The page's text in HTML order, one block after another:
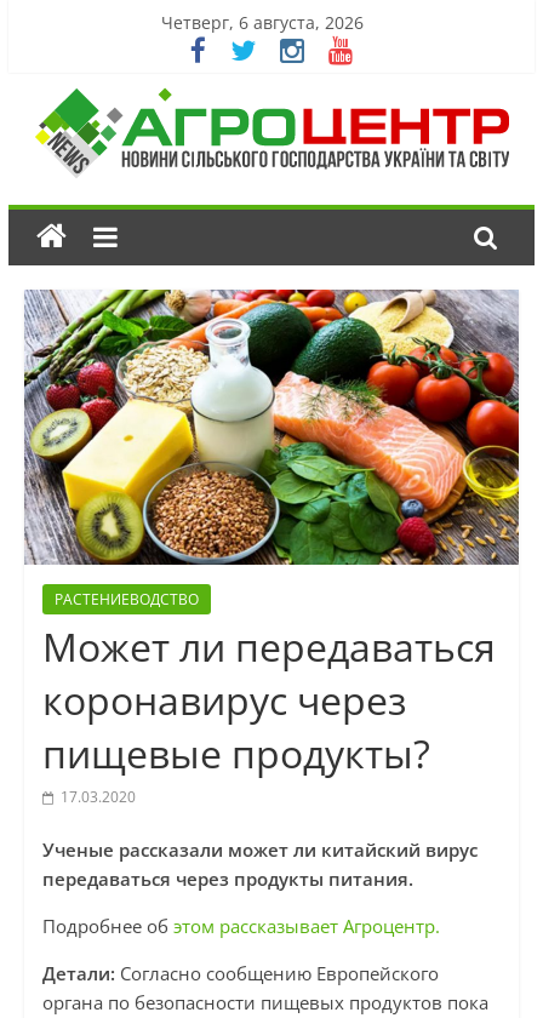
Четверг, 6 августа, 2026
РАСТЕНИЕВОДСТВО
Может ли передаваться
коронавирус через
пищевые продукты?
17.03.2020
Ученые рассказали может ли китайский вирус
передаваться через продукты питания.
Подробнее об этом рассказывает Агроцентр.
Детали: Согласно сообщению Европейского
органа по безопасности пищевых продуктов пока